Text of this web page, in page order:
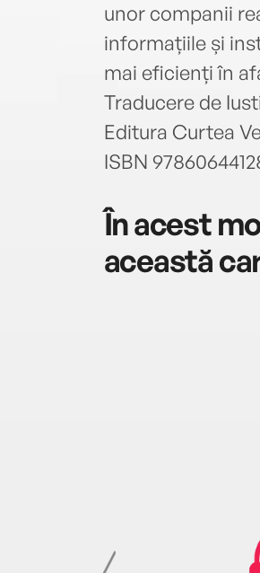
unor companii
informațiile și
mai eficienți în
Traducere de
Editura Curtea
ISBN
În acest
această